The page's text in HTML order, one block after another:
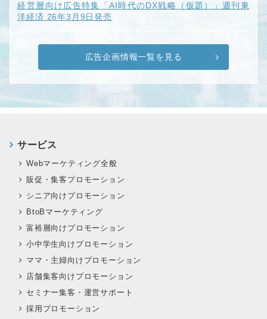
経営層向け広告特集「AI時代のDX戦略（仮題）」週刊東
洋経済 26年3月9日発売
広告企画情報一覧を見る
サービス
Webマーケティング全般
販促・集客プロモーション
シニア向けプロモーション
BtoBマーケティング
富裕層向けプロモーション
小中学生向けプロモーション
ママ・主婦向けプロモーション
店舗集客向けプロモーション
セミナー集客・運営サポート
採用プロモーション